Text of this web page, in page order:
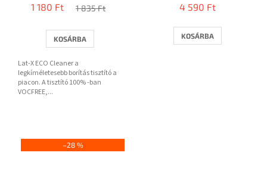
1 180 Ft 1 835 Ft
KOSÁRBA
Lat-X ECO Cleaner a
legkíméletesebb borítás tisztító a
piacon. A tisztító 100% -ban
VOCFREE,...
4 590 Ft
KOSÁRBA
–28 %